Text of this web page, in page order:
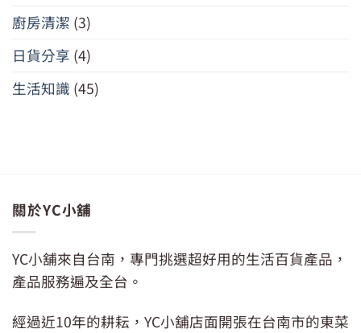
廚房清潔 (3)
日貨分享 (4)
生活知識 (45)
關於YC小舖
YC小舖來自台南，專門挑選超好用的生活百貨產品，
產品服務遍及全台。
經過近10年的耕耘，YC小舖店面開張在台南市的東菜